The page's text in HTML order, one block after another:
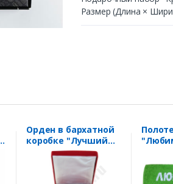
Размер (Длина ×
Орден в бархатной
коробке "Лучший